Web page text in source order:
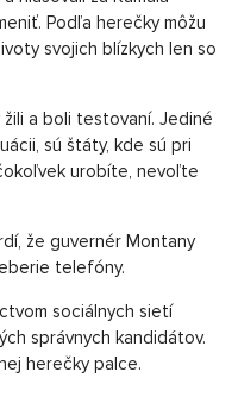
Podľa herečky môžu
svojich blízkych len so
a boli testovaní. Jediné
sú štáty, kde sú pri
urobíte, nevoľte
že guvernér Montany
telefóny.
sociálnych sietí
správnych kandidátov.
herečky palce.